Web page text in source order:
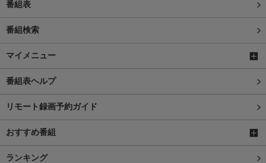
番組表
番組検索
マイメニュー
番組表ヘルプ
リモート録画予約ガイド
おすすめ番組
ランキング